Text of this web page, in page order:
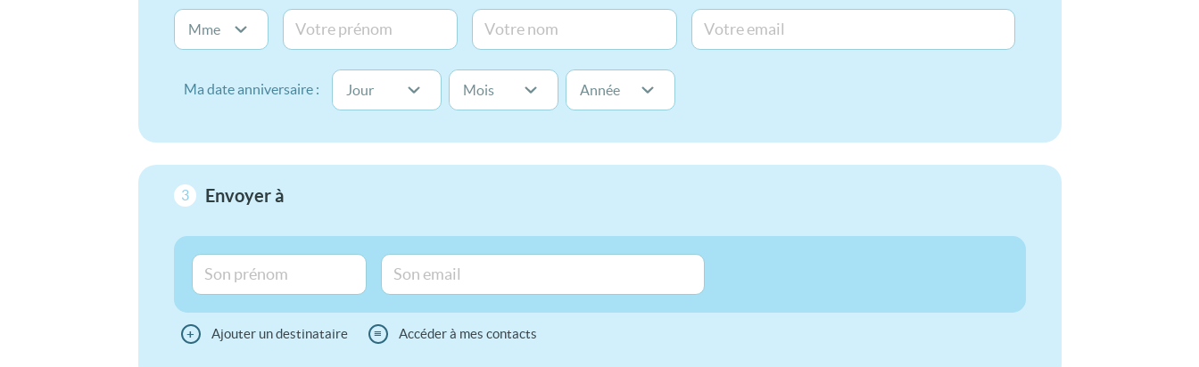
Ma date anniversaire :
3 Envoyer à
+ Ajouter un destinataire ≡ Accéder à mes contacts